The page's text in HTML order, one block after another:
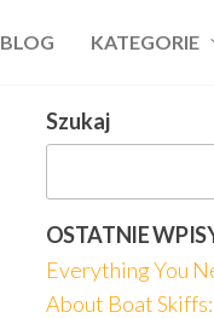
BLOG KATEGORIE
Szukaj
OSTATNIE
Everything You
About Boat